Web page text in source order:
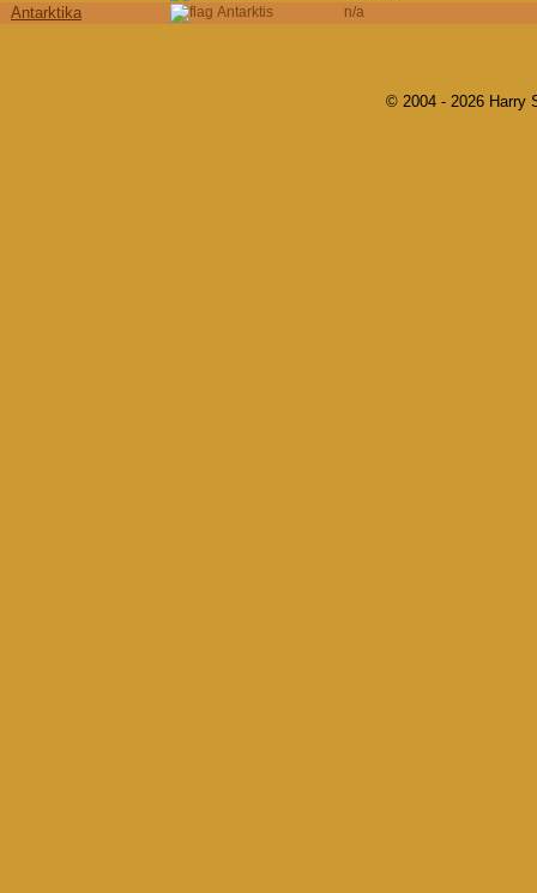
Antarktika Antarktis n/a
© 2004 - 2026 Harry